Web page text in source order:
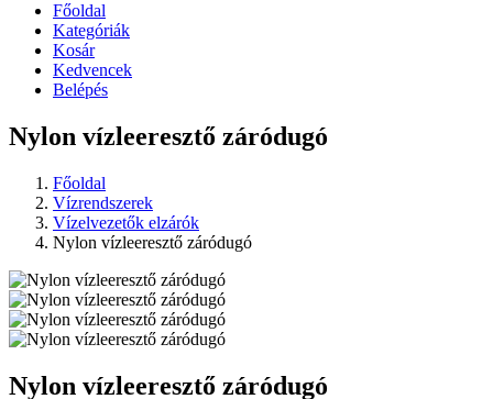
Főoldal
Kategóriák
Kosár
Kedvencek
Belépés
Nylon vízleeresztő záródugó
Főoldal
Vízrendszerek
Vízelvezetők elzárók
Nylon vízleeresztő záródugó
Nylon vízleeresztő záródugó